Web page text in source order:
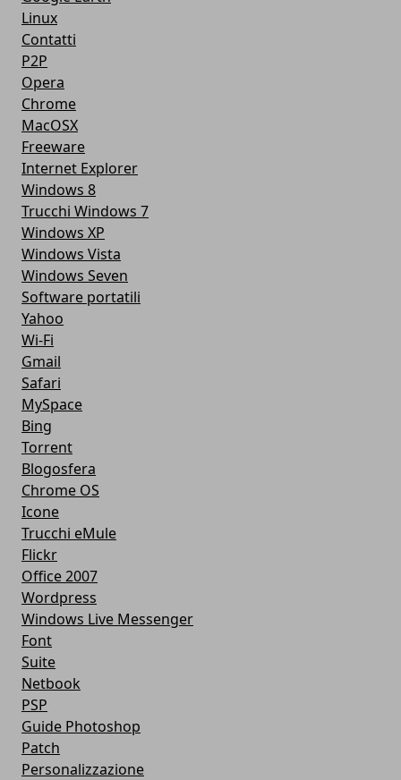
Linux
Contatti
P2P
Opera
Chrome
MacOSX
Freeware
Internet Explorer
Windows 8
Trucchi Windows 7
Windows XP
Windows Vista
Windows Seven
Software portatili
Yahoo
Wi-Fi
Gmail
Safari
MySpace
Bing
Torrent
Blogosfera
Chrome OS
Icone
Trucchi eMule
Flickr
Office 2007
Wordpress
Windows Live Messenger
Font
Suite
Netbook
PSP
Guide Photoshop
Patch
Personalizzazione